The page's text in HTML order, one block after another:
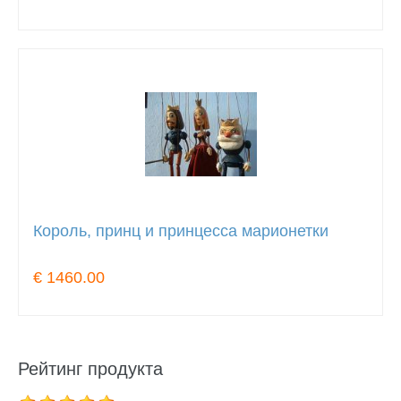
Король, принц и принцесса марионетки
€ 1460.00
Рейтинг продукта